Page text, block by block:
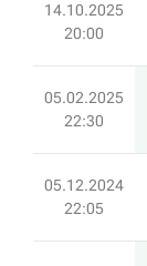
14.10.2025
20:00
05.02.2025
22:30
05.12.2024
22:05